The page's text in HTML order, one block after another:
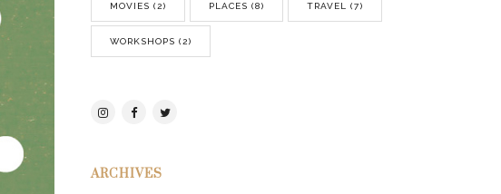
MOVIES (2) PLACES (8) TRAVEL (7)
WORKSHOPS (2)
ARCHIVES